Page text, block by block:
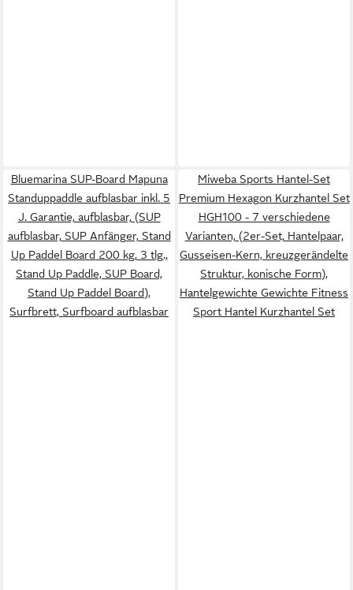
Bluemarina SUP-Board Mapuna
Standuppaddle aufblasbar inkl. 5
J. Garantie, aufblasbar, (SUP
aufblasbar, SUP Anfänger, Stand
Up Paddel Board 200 kg, 3 tlg.,
Stand Up Paddle, SUP Board,
Stand Up Paddel Board),
Surfbrett, Surfboard aufblasbar
Miweba Sports Hantel-Set
Premium Hexagon Kurzhantel Set
HGH100 - 7 verschiedene
Varianten, (2er-Set, Hantelpaar,
Gusseisen-Kern, kreuzgerändelte
Struktur, konische Form),
Hantelgewichte Gewichte Fitness
Sport Hantel Kurzhantel Set